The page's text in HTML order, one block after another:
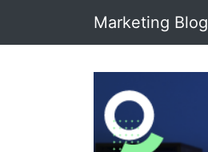
Marketing Blog